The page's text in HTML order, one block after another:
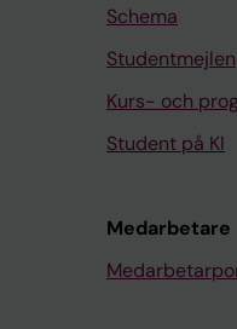
Schema
Studentmejlen
Kurs- och
Student på KI
Medarbetare